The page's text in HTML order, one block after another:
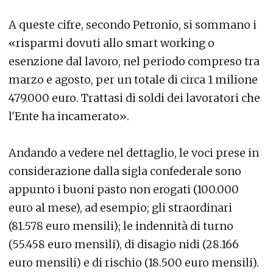
A queste cifre, secondo Petronio, si sommano i
«risparmi dovuti allo smart working o
esenzione dal lavoro, nel periodo compreso tra
marzo e agosto, per un totale di circa 1 milione
479.000 euro. Trattasi di soldi dei lavoratori che
l'Ente ha incamerato».
Andando a vedere nel dettaglio, le voci prese in
considerazione dalla sigla confederale sono
appunto i buoni pasto non erogati (100.000
euro al mese), ad esempio; gli straordinari
(81.578 euro mensili); le indennità di turno
(55.458 euro mensili), di disagio nidi (28.166
euro mensili) e di rischio (18.500 euro mensili).